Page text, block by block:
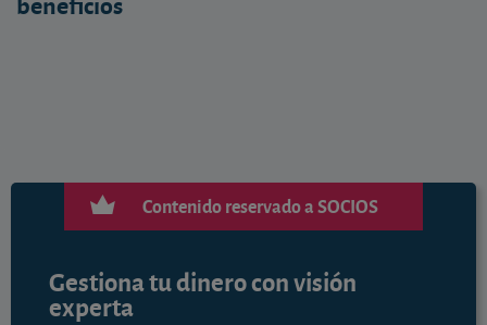
Contenido reservado a SOCIOS
Gestiona tu dinero con visión
experta